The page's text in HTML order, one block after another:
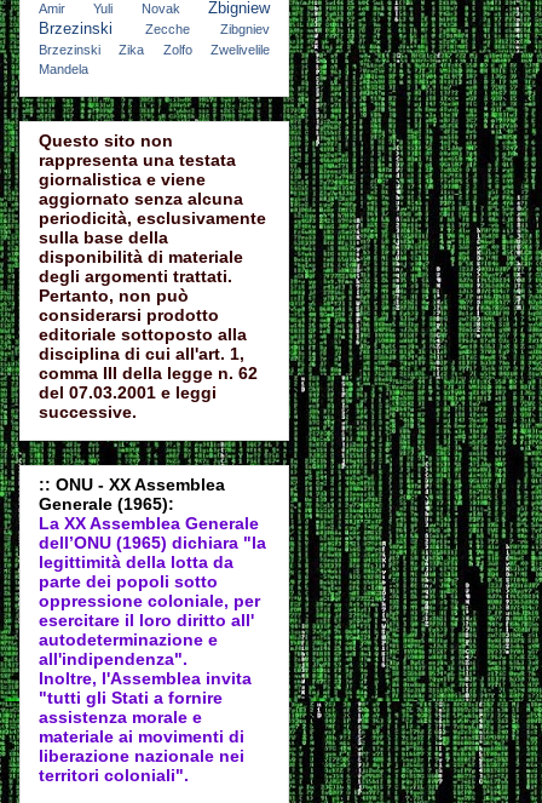
Amir
Yuli Novak
Zbigniew
Brzezinski
Zecche
Zibgniev
Brzezinski
Zika Zolfo
Zwelivelile
Mandela
Questo sito non
rappresenta una testata
giornalistica e viene
aggiornato senza alcuna
periodicità, esclusivamente
sulla base della
disponibilità di materiale
degli argomenti trattati.
Pertanto, non può
considerarsi prodotto
editoriale sottoposto alla
disciplina di cui all'art. 1,
comma III della legge n. 62
del 07.03.2001 e leggi
successive.
:: ONU - XX Assemblea
Generale (1965):
La XX Assemblea Generale
dell’ONU (1965) dichiara "la
legittimità della lotta da
parte dei popoli sotto
oppressione coloniale, per
esercitare il loro diritto all'
autodeterminazione e
all'indipendenza".
Inoltre, l'Assemblea invita
"tutti gli Stati a fornire
assistenza morale e
materiale ai movimenti di
liberazione nazionale nei
territori coloniali".